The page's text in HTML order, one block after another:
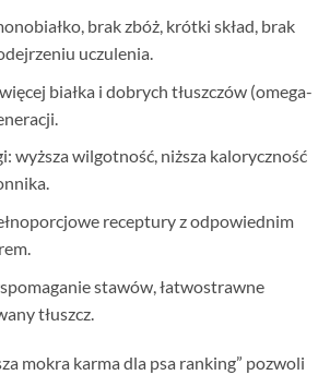
brak zbóż, krótki skład, brak
uczulenia.
białka i dobrych tłuszczów (omega-
wyższa wilgotność, niższa kaloryczność
receptury z odpowiednim
stawów, łatwostrawne
tłuszcz.
mokra karma dla psa ranking” pozwoli